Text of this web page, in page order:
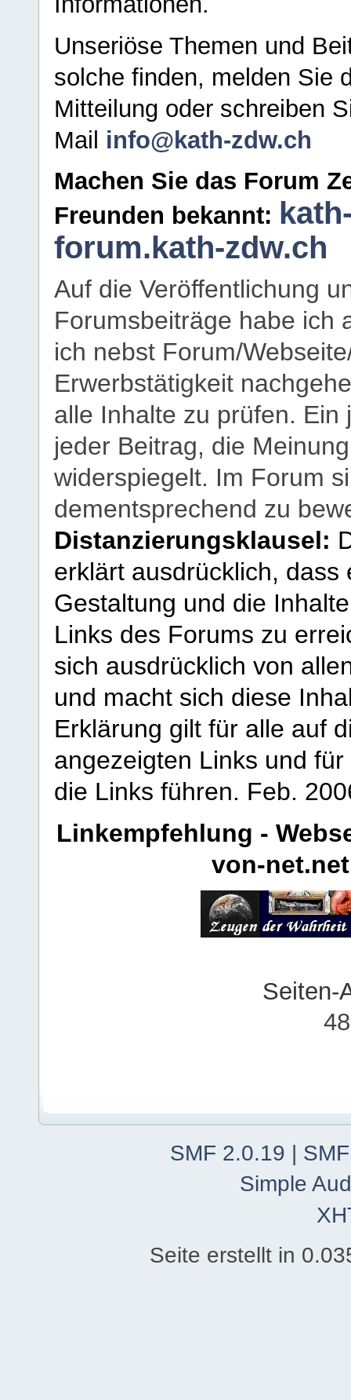
Unseriöse Themen und
solche finden, melden Sie
Mitteilung oder schreiben
Mail info@kath-zdw.ch
Machen Sie das Forum
Freunden bekannt:
forum.kath-zdw.ch
Auf die Veröffentlichung
Forumsbeiträge habe ich
ich nebst Forum/
Erwerbstätigkeit
alle Inhalte zu prüfen.
jeder Beitrag, die
widerspiegelt. Im Forum
dementsprechend zu
Distanzierungsklausel:
erklärt ausdrücklich,
Gestaltung und die
Links des Forums zu
sich ausdrücklich von
und macht sich diese
Erklärung gilt für alle auf
angezeigten Links und
die Links führen. Feb.
Linkempfehlung -
von-net.net
Seiten-
SMF 2.0.19 |
Simple
Seite erstellt in